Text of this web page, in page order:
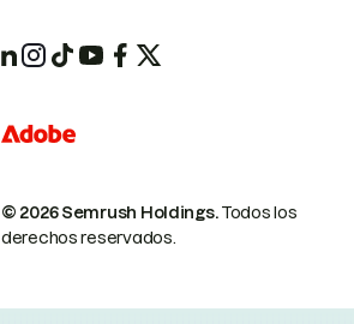
© 2026 Semrush Holdings.Todos los
derechos reservados.